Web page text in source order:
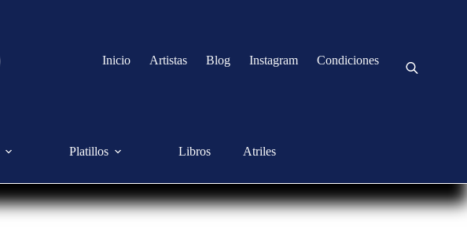
Inicio Artistas Blog Instagram Condiciones
Platillos Libros Atriles